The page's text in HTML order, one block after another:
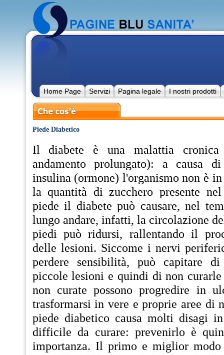
Home Page Servizi Pagina legale I nostri prodotti
Piede Diabetico
Il diabete è una malattia
andamento prolungato): a causa
insulina (ormone) l'organismo non è
la quantità di zucchero presente
piede il diabete può causare, nel
lungo andare, infatti, la circolazione
piedi può ridursi, rallentando il
delle lesioni. Siccome i nervi
perdere sensibilità, può capitare
piccole lesioni e quindi di non curarle
non curate possono progredire in
trasformarsi in vere e proprie aree di
piede diabetico causa molti disagi
difficile da curare: prevenirlo è
importanza. Il primo e miglior modo